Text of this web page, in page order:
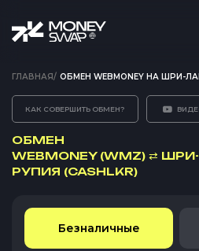
ГЛАВНАЯ/ ОБМЕН WEBMONEY НА ШРИ-
КАК СОВЕРШИТЬ ОБМЕН?
ОБМЕН
WEBMONEY (WMZ) ⇄
РУПИЯ (CASHLKR)
Безналичные